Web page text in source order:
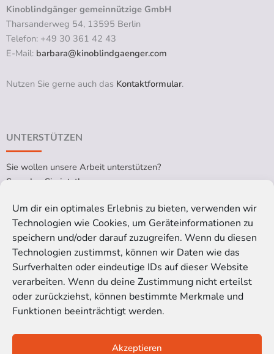
Um dir ein optimales Erlebnis zu bieten, verwenden wir
Technologien wie Cookies, um Geräteinformationen zu
speichern und/oder darauf zuzugreifen. Wenn du diesen
Technologien zustimmst, können wir Daten wie das
Surfverhalten oder eindeutige IDs auf dieser Website
verarbeiten. Wenn du deine Zustimmung nicht erteilst
oder zurückziehst, können bestimmte Merkmale und
Funktionen beeinträchtigt werden.
Akzeptieren
Kinoblindgänger gemeinnützige GmbH
Tharsanderweg 54, 13595 Berlin
Telefon: +49 30 361 42 43
E-Mail: barbara@kinoblindgaenger.com
Nutzen Sie gerne auch das Kontaktformular.
UNTERSTÜTZEN
Sie wollen unsere Arbeit unterstützen?
Spenden Sie jetzt!
RECHTLICHES
Impressum
Datenschutzerklärung
Cookie-Richtlinie (EU)
Satzung der Kinoblindgänger gGmbH
© 2016-2026 Kinoblindgänger gemeinnützige GmbH